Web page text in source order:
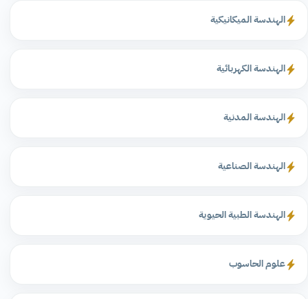
الهندسة الميكانيكية
الهندسة الكهربائية
الهندسة المدنية
الهندسة الصناعية
الهندسة الطبية الحيوية
علوم الحاسوب